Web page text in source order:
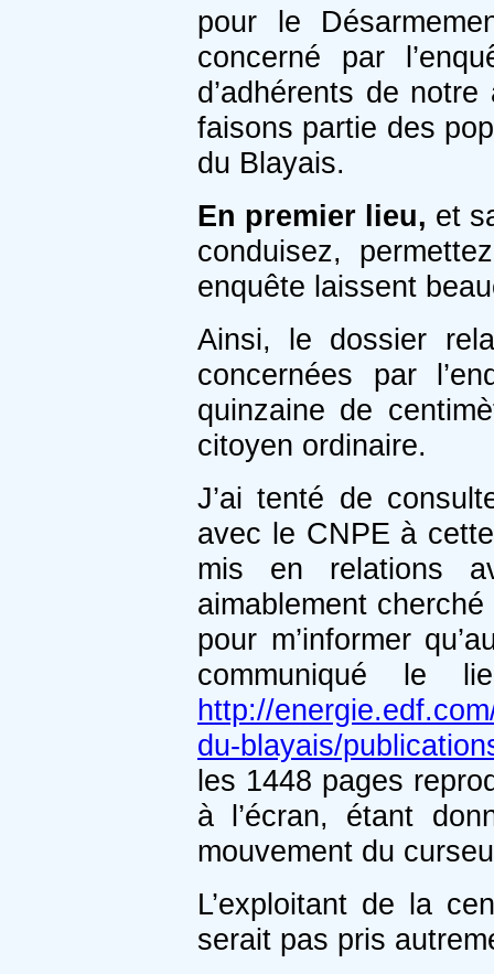
pour le
concerné par
d’adhérents de
faisons partie des
du Blayais.
En premier lieu, et
conduisez,
enquête laissent
Ainsi, le dossier
concernées par
quinzaine de
citoyen ordinaire.
J’ai tenté de
avec le CNPE à
mis en relations
aimablement
pour m’informer
communiqué le
http://
du-blayais/
les 1448 pages
à l’écran, étant
mouvement du
L’exploitant de la
serait pas pris